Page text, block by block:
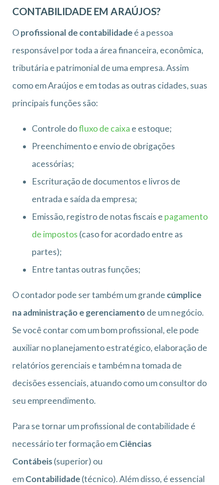
CONTABILIDADE EM ARAÚJOS?
Oprofissional de contabilidadeé a pessoa
responsável por toda a área financeira, econômica,
tributária e patrimonial de uma empresa. Assim
como em Araújos e em todas as outras cidades, suas
principais funções são:
Controle dofluxo de caixa e estoque;
Preenchimento e envio de obrigações
acessórias;
Escrituração de documentos e livros de
entrada e saída da empresa;
Emissão, registro de notas fiscais e pagamento
de impostos (caso for acordado entre as
partes);
Entre tantas outras funções;
O contador pode ser também um grande cúmplice
na administração e gerenciamento de um negócio.
Se você contar com um bom profissional, ele pode
auxiliar no planejamento estratégico, elaboração de
relatórios gerenciais e também na tomada de
decisões essenciais, atuando como um consultor do
seu empreendimento.
Para se tornar um profissional de contabilidade é
necessário ter formação emCiências
Contábeis(superior) ou
emContabilidade(técnico). Além disso, é essencial